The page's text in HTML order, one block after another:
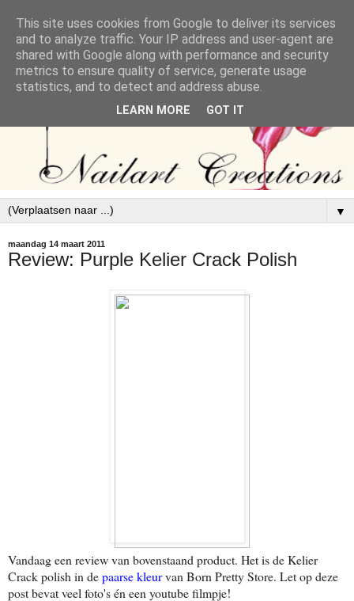
▼
maandag 14 maart 2011
Review: Purple Kelier Crack Polish
Vandaag een review van bovenstaand product. Het is de Kelier
Crack polish in depaarse kleurvan Born Pretty Store. Let op deze
post bevat veel foto's én een youtube filmpje!
This site uses cookies from Google to deliver its services
and to analyze traffic. Your IP address and user-agent are
shared with Google along with performance and security
metrics to ensure quality of service, generate usage
statistics, and to detect and address abuse.
LEARN MORE GOT IT